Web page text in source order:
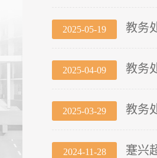
2025-05-19 教务
2025-04-09 教务
2025-03-29 教务
2024-11-28 蹇兴